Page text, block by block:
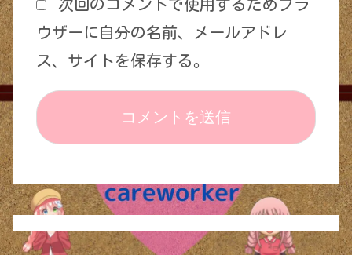
次回のコメントで使用するためブラ
ウザーに自分の名前、メールアドレ
ス、サイトを保存する。